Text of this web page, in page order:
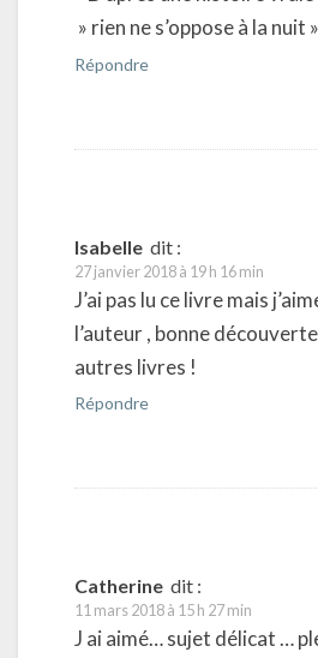
» rien ne s’oppose à la nuit
Répondre
Isabelle dit :
27 janvier 2018 à 19 h 16 min
J’ai pas lu ce livre mais
l’auteur , bonne
autres livres !
Répondre
Catherine dit :
11 mars 2018 à 15 h 27 min
J ai aimé… sujet délicat …